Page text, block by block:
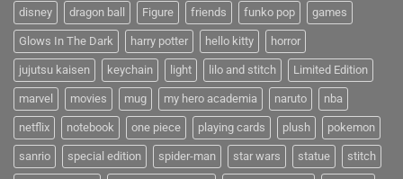
disney dragon ball Figure friends funko pop games
Glows In The Dark harry potter hello kitty horror
jujutsu kaisen keychain light lilo and stitch Limited Edition
marvel movies mug my hero academia naruto nba
netflix notebook one piece playing cards plush pokemon
sanrio special edition spider-man star wars statue stitch